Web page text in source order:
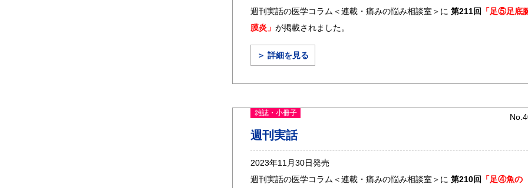
週刊実話の医学コラム＜連載・痛みの悩み相談室＞に 第211回
「足⑤足底
膜炎」 が掲載されました。
＞ 詳細を見る
雑誌・小冊子
週刊実話
2023年11月30日発売
週刊実話の医学コラム＜連載・痛みの悩み相談室＞に 第210回
「足④魚の